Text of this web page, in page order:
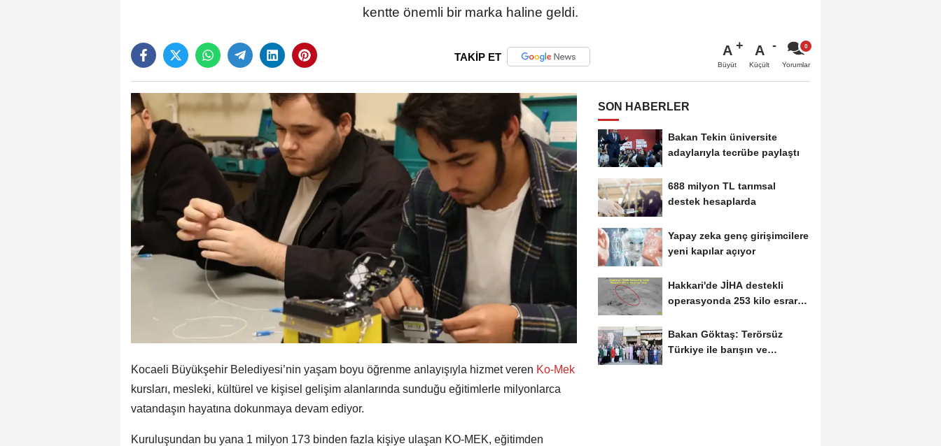
kentte önemli bir marka haline geldi.
TAKİP ET A
Büyüt
A
Küçült Yorumlar
Kocaeli Büyükşehir Belediyesi’nin yaşam boyu öğrenme anlayışıyla hizmet veren Ko-Mek
kursları, mesleki, kültürel ve kişisel gelişim alanlarında sunduğu eğitimlerle milyonlarca
vatandaşın hayatına dokunmaya devam ediyor.
Kuruluşundan bu yana 1 milyon 173 binden fazla kişiye ulaşan KO-MEK, eğitimden
SON HABERLER
Bakan Tekin üniversite
adaylarıyla tecrübe paylaştı
688 milyon TL tarımsal
destek hesaplarda
Yapay zeka genç girişimcilere
yeni kapılar açıyor
Hakkari'de JİHA destekli
operasyonda 253 kilo esrar
Bakan Göktaş: Terörsüz
Türkiye ile barışın ve